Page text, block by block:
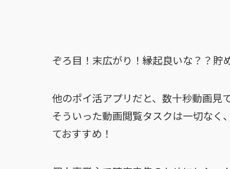
ぞろ目！末広がり！縁起良いな？？貯
他のポイ活アプリだと、数十秒動画見
そういった動画閲覧タスクは一切なく
ておすすめ！